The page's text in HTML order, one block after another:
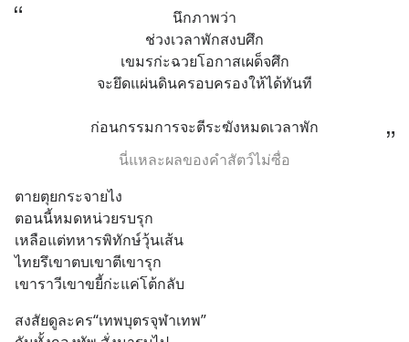
นึกภาพว่า
ช่วงเวลาพักสงบศึก
เขมรก่ะฉวยโอกาสเผด็จศึก
จะยึดแผ่นดินครอบครองให้ได้ทันที
ก่อนกรรมการจะตีระฆังหมดเวลาพัก
นี่แหละผลของคำสัตว์ไม่ซื่อ
ตายตุยกระจายไง
ตอนนี้หมดหน่วยรบรุก
เหลือแต่ทหารพิทักษ์วุ้นเส้น
ไทยรึเขาตบเขาตีเขารุก
เขาราวีเขาขยี้ก่ะแค่โต้กลับ
สงสัยดูละคร“เทพบุตรจุฬาเทพ”